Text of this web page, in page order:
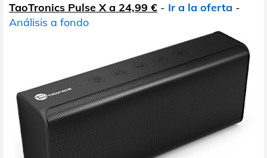
TaoTronics Pulse X a 24,99 € - Ir a la oferta -
Análisis a fondo